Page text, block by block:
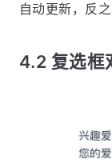
自动更新，反之
4.2 复选框